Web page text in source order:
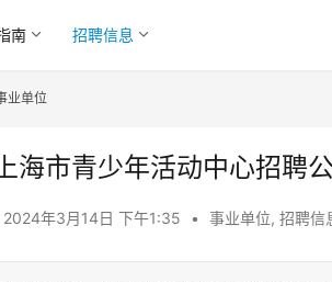
南 招聘信息
业单位
海市青少年活动中心招聘
2024年3月14日 下午1:35 • 事业单位, 招聘信